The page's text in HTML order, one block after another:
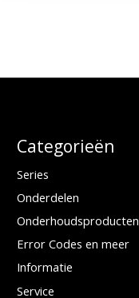
Categorieën
Series
Onderdelen
Onderhoudsproducten
Error Codes en meer
Informatie
Service